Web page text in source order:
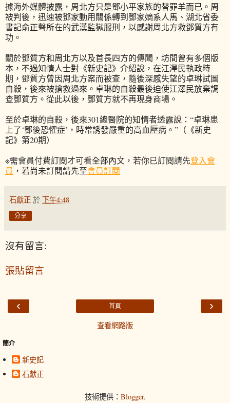
據海外媒體披露，周北方只是鄧小平家族的替罪羊而已。周
被判後，迅速被鄧家動用關係轉到鄧家嫡系人馬、湖北省委
書記俞正聲所在的武漢監獄服刑，以感謝周北方救鄧質方有
功。
關於鄧質方和周北方以及首長四方的傳聞，坊間曾有多個版
本，不過知情人士對《新史記》介紹說，在江澤民執政時
期，鄧質方曾因周北方案而被查，隨後深感失望的卓琳試圖
自殺，後來被搶救過來。卓琳的自殺最後迫使江澤民放棄調
查鄧質方。從此以後，鄧質方就不再現身商場。
至於卓琳的自殺，後來301總醫院的知情者透露說：“卓琳患
上了‘鄧後恐懼症’，時常誘發嚴重的高血壓病。”（《新史
記》第20期）
※需會員付費訂閱才可看全部內文，若你已訂閱請先登入會
員 ，若尚未訂閱請先至會員訂閱
石獻正 於 下午4:48
分享
沒有留言:
張貼留言
‹ ›
首頁
查看網路版
簡介
新史記
石獻正
技術提供： Blogger.